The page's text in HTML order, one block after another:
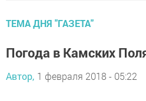
ТЕМА ДНЯ "ГАЗЕТА"
Погода в Камских
Автор, 1 февраля 2018 - 05:22